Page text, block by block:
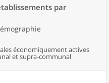
par
économiquement actives
et supra-communal